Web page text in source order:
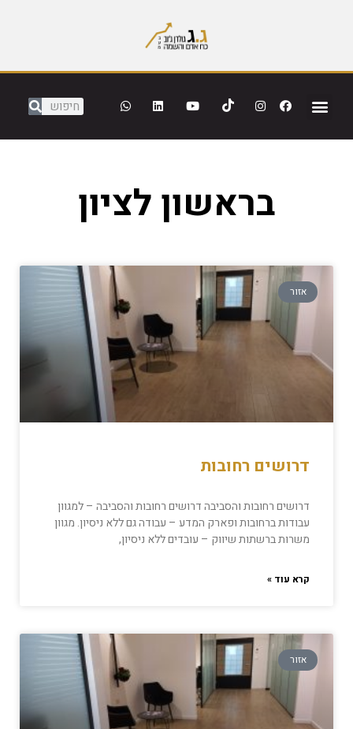
בראשון לציון
אזור
דרושים רחובות
דרושים רחובות והסביבה דרושים רחובות והסביבה – למגוון
עבודות ברחובות ופארק המדע – עבודה גם ללא ניסיון. מגוון
משרות ברשתות שיווק – עובדים ללא ניסיון,
קרא עוד »
אזור